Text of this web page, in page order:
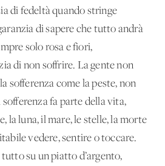
di fedeltà quando stringe
di sapere che tutto andrà
solo rosa e fiori,
di non soffrire. La gente non
sofferenza come la peste, non
fa parte della vita,
la luna, il mare, le stelle, la morte
vedere, sentire o toccare.
su un piatto d’argento,